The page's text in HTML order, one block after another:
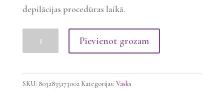
depilācijas procedūras laikā.
LIPOSOLUBLE
Dzintars,
Pievienot grozam
SKU: 8032835173002 Kategorijas: Vasks